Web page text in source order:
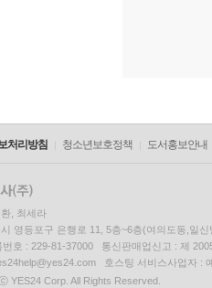
처리방침 청소년보호정책 도서홍보안내
, 최세라
영등포구 은행로 11, 5층~6층(여의도동,일신
번호 : 229-81-37000 통신판매업신고 : 제
호스팅 서비스사업자 :
YES24 Corp. All Rights Reserved.